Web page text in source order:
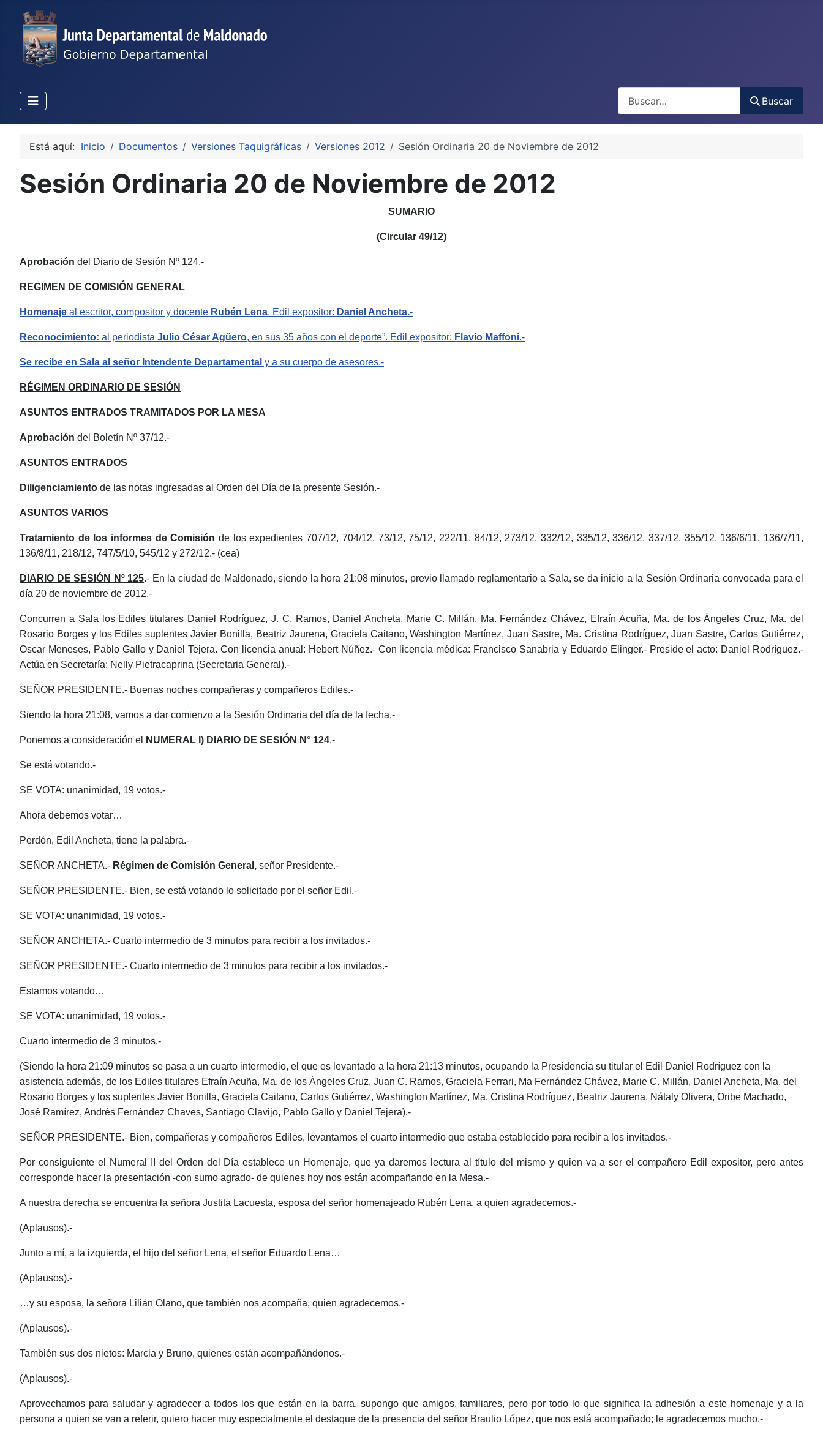
Buscar
Está aquí: Inicio Documentos Versiones Taquigráficas Versiones 2012 Sesión Ordinaria 20 de Noviembre de 2012
Sesión Ordinaria 20 de Noviembre de 2012
SUMARIO
(Circular 49/12)
Aprobación del Diario de Sesión Nº 124.-
REGIMEN DE COMISIÓN GENERAL
Homenaje al escritor, compositor y docente Rubén Lena. Edil expositor: Daniel Ancheta.-
Reconocimiento: al periodista Julio César Agüero, en sus 35 años con el deporte”. Edil expositor: Flavio Maffoni.-
Se recibe en Sala al señor Intendente Departamental y a su cuerpo de asesores.-
RÉGIMEN ORDINARIO DE SESIÓN
ASUNTOS ENTRADOS TRAMITADOS POR LA MESA
Aprobación del Boletín Nº 37/12.-
ASUNTOS ENTRADOS
Diligenciamiento de las notas ingresadas al Orden del Día de la presente Sesión.-
ASUNTOS VARIOS
Tratamiento de los informes de Comisión de los expedientes 707/12, 704/12, 73/12, 75/12, 222/11, 84/12, 273/12, 332/12, 335/12, 336/12, 337/12, 355/12, 136/6/11, 136/7/11,
136/8/11, 218/12, 747/5/10, 545/12 y 272/12.- (cea)
DIARIO DE SESIÓN Nº 125.- En la ciudad de Maldonado, siendo la hora 21:08 minutos, previo llamado reglamentario a Sala, se da inicio a la Sesión Ordinaria convocada para el
día 20 de noviembre de 2012.-
Concurren a Sala los Ediles titulares Daniel Rodríguez, J. C. Ramos, Daniel Ancheta, Marie C. Millán, Ma. Fernández Chávez, Efraín Acuña, Ma. de los Ángeles Cruz, Ma. del
Rosario Borges y los Ediles suplentes Javier Bonilla, Beatriz Jaurena, Graciela Caitano, Washington Martínez, Juan Sastre, Ma. Cristina Rodríguez, Juan Sastre, Carlos Gutiérrez,
Oscar Meneses, Pablo Gallo y Daniel Tejera.Con licencia anual: Hebert Núñez.- Con licencia médica: Francisco Sanabria y Eduardo Elinger.- Preside el acto: Daniel Rodríguez.-
Actúa en Secretaría: Nelly Pietracaprina (Secretaria General).-
SEÑOR PRESIDENTE.- Buenas noches compañeras y compañeros Ediles.-
Siendo la hora 21:08, vamos a dar comienzo a la Sesión Ordinaria del día de la fecha.-
Ponemos a consideración el NUMERAL I) DIARIO DE SESIÓN N° 124.-
Se está votando.-
SE VOTA: unanimidad, 19 votos.-
Ahora debemos votar…
Perdón, Edil Ancheta, tiene la palabra.-
SEÑOR ANCHETA.- Régimen de Comisión General, señor Presidente.-
SEÑOR PRESIDENTE.- Bien, se está votando lo solicitado por el señor Edil.-
SE VOTA: unanimidad, 19 votos.-
SEÑOR ANCHETA.- Cuarto intermedio de 3 minutos para recibir a los invitados.-
SEÑOR PRESIDENTE.- Cuarto intermedio de 3 minutos para recibir a los invitados.-
Estamos votando…
SE VOTA: unanimidad, 19 votos.-
Cuarto intermedio de 3 minutos.-
(Siendo la hora 21:09 minutos se pasa a un cuarto intermedio, el que es levantado a la hora 21:13 minutos, ocupando la Presidencia su titular el Edil Daniel Rodríguez con la
asistencia además, de los Ediles titulares Efraín Acuña, Ma. de los Ángeles Cruz, Juan C. Ramos, Graciela Ferrari, Ma Fernández Chávez, Marie C. Millán, Daniel Ancheta, Ma. del
Rosario Borges y los suplentes Javier Bonilla, Graciela Caitano, Carlos Gutiérrez, Washington Martínez, Ma. Cristina Rodríguez, Beatriz Jaurena, Nátaly Olivera, Oribe Machado,
José Ramírez, Andrés Fernández Chaves, Santiago Clavijo, Pablo Gallo y Daniel Tejera).-
SEÑOR PRESIDENTE.- Bien, compañeras y compañeros Ediles, levantamos el cuarto intermedio que estaba establecido para recibir a los invitados.-
Por consiguiente el Numeral II del Orden del Día establece un Homenaje, que ya daremos lectura al título del mismo y quien va a ser el compañero Edil expositor, pero antes
corresponde hacer la presentación -con sumo agrado- de quienes hoy nos están acompañando en la Mesa.-
A nuestra derecha se encuentra la señora Justita Lacuesta, esposa del señor homenajeado Rubén Lena, a quien agradecemos.-
(Aplausos).-
Junto a mí, a la izquierda, el hijo del señor Lena, el señor Eduardo Lena…
(Aplausos).-
…y su esposa, la señora Lilián Olano, que también nos acompaña, quien agradecemos.-
(Aplausos).-
También sus dos nietos: Marcia y Bruno, quienes están acompañándonos.-
(Aplausos).-
Aprovechamos para saludar y agradecer a todos los que están en la barra, supongo que amigos, familiares, pero por todo lo que significa la adhesión a este homenaje y a la
persona a quien se van a referir, quiero hacer muy especialmente el destaque de la presencia del señor Braulio López, que nos está acompañado; le agradecemos mucho.-